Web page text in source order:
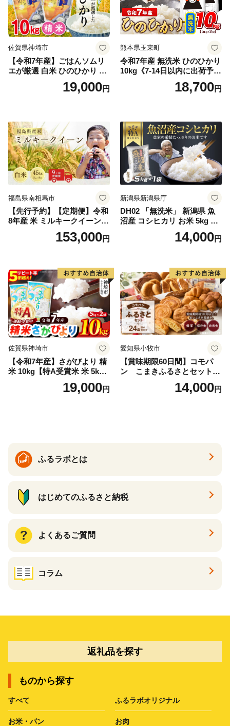
佐賀県神埼市
【令和7年産】ごはんソムリ
エが厳選 白米 ひのひかり 10
米 10kg 5kg×2 ひのひかり ブ
19,000円
熊本県玉東町
令和7年産 無洗米 ひのひかり
10kg《7-14日以内に出荷予定
(土日祝除く)》コメ 米 無洗米
令和7年産 高レビュー｜人気
18,700円
福島県南相馬市
【先行予約】【定期便】令和
8年産 米 ミルキークイーン
白米 45kg (5kg×9回) | ミルキ
ークイーン 米5kg 福島 福島
福島県 南相馬市 cu006-ae
153,000円
新潟県新潟県庁
DH02 「無洗米」 新潟県 魚
沼産 コシヒカリ お米 5kg こ
しひかり 精米 米（お米の美
味しい炊き方ガイド付き）
14,000円
佐賀県神埼市
【令和7年産】さがびより 精
米 10kg【特A受賞米 米 5kg×
2袋 お米 コメ こめ 国産 美味
しい ブランド米 人気 ランキ
19,000円
愛知県小牧市
【賞味期限60日間】コモパ
ン こまきふるさとセット
（24個入り）／災害用備蓄
保存食 非常食 防災グッズに
14,000円
ふるラボとは
はじめてのふるさと納税
よくあるご質問
コラム
返礼品を探す
ものから探す
すべて ふるラボオリジナル
お米・パン お肉